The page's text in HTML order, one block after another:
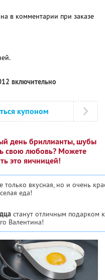
в комментарии при заказе
включительно
купоном
день бриллианты, шубы
свою любовь? Можете
это яичницей!
только вкусная, но и очень
еда!
станут отличным подарком
Валентина!